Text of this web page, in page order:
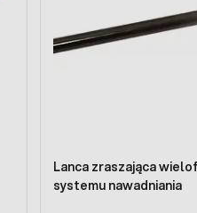
Lanca zraszająca
systemu nawadniania